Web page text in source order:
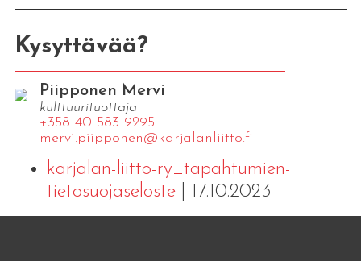
Kysyttävää?
Piipponen Mervi
kulttuurituottaja
+358 40 583 9295
mervi.​piipponen@​kar​jala​nlii​tto.​fi
karjalan-liitto-ry_tapahtumien-
tietosuojaseloste| 17.10.2023